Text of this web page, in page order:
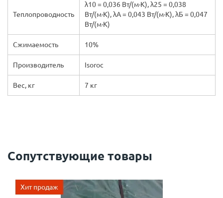
Теплопроводность
λ10 = 0,036 Вт/(м·К), λ25 = 0,038
Вт/(м·К), λА = 0,043 Вт/(м·К), λБ = 0,047
Вт/(м·К)
Сжимаемость 10%
Производитель Isoroc
Вес, кг 7 кг
Сопутствующие товары
Хит продаж